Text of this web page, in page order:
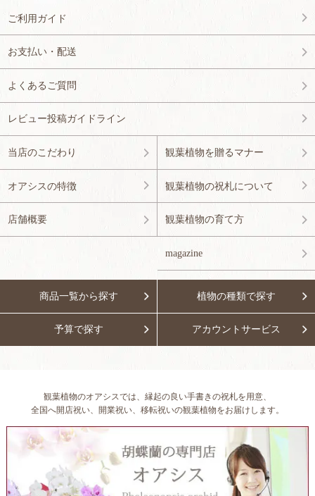
ご利用ガイド
お支払い・配送
よくあるご質問
レビュー投稿ガイドライン
当店のこだわり
オアシスの特徴
店舗概要
観葉植物を贈るマナー
観葉植物の祝札について
観葉植物の育て方
magazine
商品一覧から探す 植物の種類で探す
予算で探す アカウントサービス
観葉植物のオアシスでは、縁起の良い手書きの祝札を用意、
全国へ開店祝い、開業祝い、移転祝いの観葉植物をお届けします。